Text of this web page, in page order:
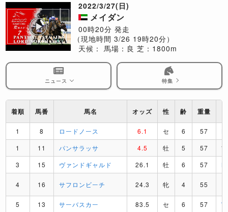
2022/3/27(日)
メイダン
00時20分 発走
（現地時間 3/26 19時20分）
天候： 馬場：良 芝：1800m
ニュース 特集
着順 馬番 馬名 オッズ 性 齢 重量
1 8 ロードノース 6.1 セ 6 57
1
11 パンサラッサ 4.5 牡 5 57
3
15 ヴァンドギャルド 26.1 牡 6 57
4 16 サフロンビーチ 24.3 牝 4 55
5 13 サーバスカー 83.5 セ 6 57